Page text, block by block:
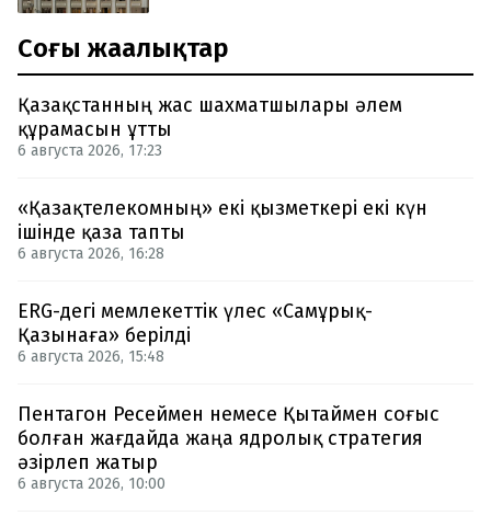
Соңғы жаңалықтар
Қазақстанның жас шахматшылары әлем
құрамасын ұтты
6 августа 2026, 17:23
«Қазақтелекомның» екі қызметкері екі күн
ішінде қаза тапты
6 августа 2026, 16:28
ERG-дегі мемлекеттік үлес «Самұрық-
Қазынаға» берілді
6 августа 2026, 15:48
Пентагон Ресеймен немесе Қытаймен соғыс
болған жағдайда жаңа ядролық стратегия
әзірлеп жатыр
6 августа 2026, 10:00